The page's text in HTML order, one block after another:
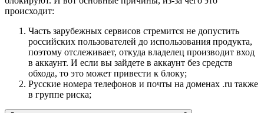
происходит:
Часть зарубежных сервисов стремится не допустить
российских пользователей до использования продукта,
поэтому отслеживает, откуда владелец производит вход
в аккаунт. И если вы зайдете в аккаунт без средств
обхода, то это может привести к блоку;
Русские номера телефонов и почты на доменах .ru также
в группе риска;